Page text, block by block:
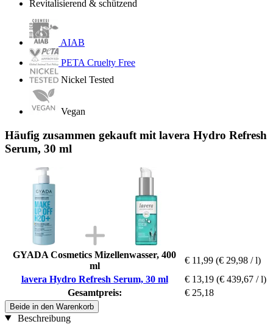
Revitalisierend & schützend
AIAB
PETA Cruelty Free
Nickel Tested
Vegan
Häufig zusammen gekauft mit lavera Hydro Refresh
Serum, 30 ml
GYADA Cosmetics Mizellenwasser, 400
ml
€ 11,99 (€ 29,98 / l)
lavera Hydro Refresh Serum, 30 ml
€ 13,19 (€ 439,67 / l)
Gesamtpreis:
€ 25,18
Beide in den Warenkorb
Beschreibung